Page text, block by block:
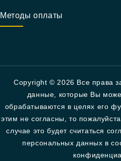
Методы оплаты
Copyright © 2026 Все права
данные, которые Вы
обрабатываются в целях его
этим не согласны, то
случае это будет считаться
персональных данных в